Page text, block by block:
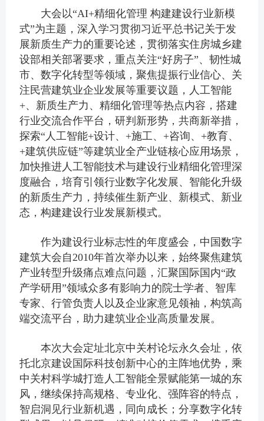
大会以“AI+精细化管理 构建建设行业新模
式”为主题，深入学习贯彻习近平总书记关于发
展新质生产力的重要论述，贯彻落实住房城乡建
设部相关部署要求，重点关注“好房子”、韧性城
市、数字化转型等领域，聚焦提振行业信心、关
注民营建筑业企业发展等重要议题，人工智能
+、新质生产力、精细化管理等热点内容，搭建
行业交流合作平台，研判新形势，共商新举措，
探索“人工智能+设计、+施工、+咨询、+教育、
+建筑供应链”等建筑业全产业链核心应用场景，
加快推进人工智能技术与建设行业精细化管理深
度融合，培育引领行业数字化发展、智能化升级
的新质生产力，持续催生新产业、新模式、新业
态，构建建设行业发展新模式。
作为建设行业标志性的年度盛会，中国数字
建筑大会自2010年首次举办以来，始终聚焦建筑
产业转型升级痛点难点问题，汇聚国际国内“政
产学研用”领域众多有影响力的院士学者、智库
专家、行管负责人以及企业家意见领袖，构筑高
端交流平台，助力建筑业企业高质量发展。
本次大会定址北京中关村论坛永久会址，依
托北京建设国际科技创新中心的主阵地优势，乘
中关村科学城打造人工智能全景赋能第一城的东
风，继续保持高规格、专业化、强阵容的特点，
智启洞见行业新机遇，同向成长；分享数字化转